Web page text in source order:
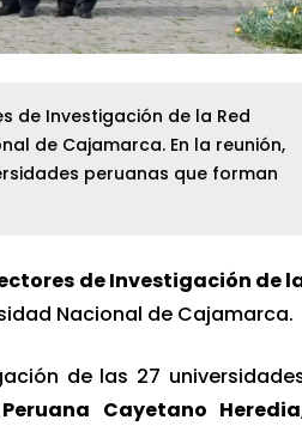
de Investigación de la Red
de Cajamarca. En la reunión,
peruanas que forman
de Investigación de
Nacional de Cajamarca.
de las 27
Cayetano Heredia